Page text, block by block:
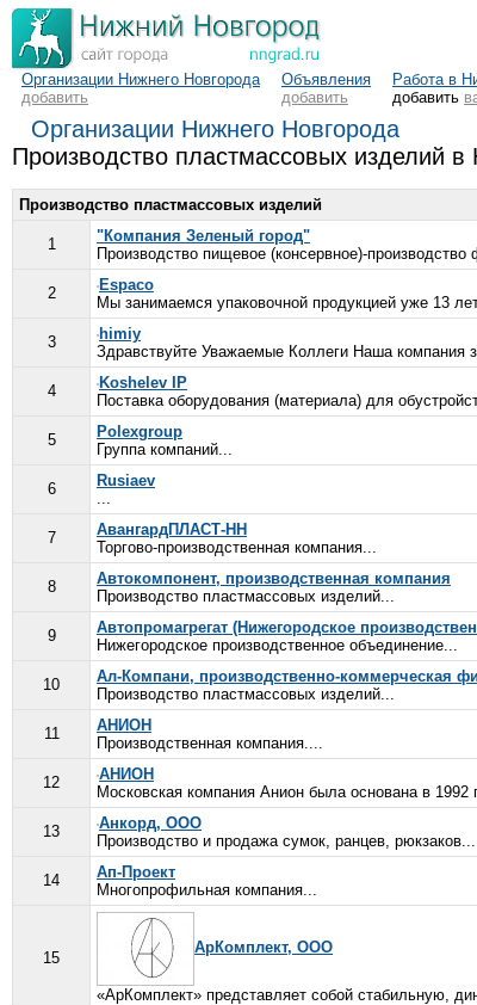
Организации Нижнего Новгорода
добавить
Объявления
добавить
Работа в
добавить
Организации Нижнего Новгорода
Производство пластмассовых изделий
Производство пластмассовых изделий
1
"Компания Зеленый город"
Производство пищевое (консервное)-
2
Espaco
Мы занимаемся упаковочной продукцией уже 13
3
himiy
Здравствуйте Уважаемые Коллеги Наша компания
4
Koshelev IP
Поставка оборудования (материала) для
5
Polexgroup
Группа компаний...
6
Rusiaev
...
7
АвангардПЛАСТ-НН
Торгово-производственная компания...
8
Автокомпонент, производственная компания
Производство пластмассовых изделий...
9
Автопромагрегат (Нижегородское
Нижегородское производственное объединение...
10
Ал-Компани, производственно-коммерческая
Производство пластмассовых изделий...
11
АНИОН
Производственная компания....
12
АНИОН
Московская компания Анион была основана в
13
Анкорд, ООО
Производство и продажа сумок, ранцев, рюкзаков...
14
Ап-Проект
Многопрофильная компания...
15
АрКомплект, ООО
«АрКомплект» представляет собой стабильную,